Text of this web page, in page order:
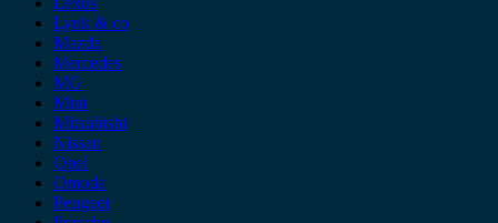
Lynk & co
Mazda
Mercedes
MG
Mini
Mitsubishi
Nissan
Opel
Omoda
Peugeot